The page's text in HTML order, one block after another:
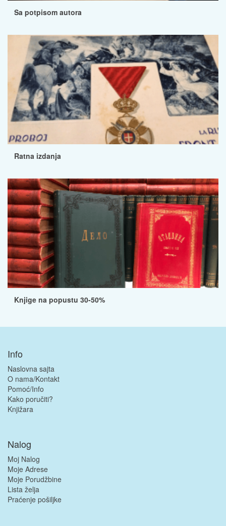
Sa potpisom autora
Ratna izdanja
Knjige na popustu 30-50%
Info
Naslovna sajta
O nama/Kontakt
Pomoć/Info
Kako poručiti?
Knjižara
Nalog
Moj Nalog
Moje Adrese
Moje Porudžbine
Lista želja
Praćenje pošiljke